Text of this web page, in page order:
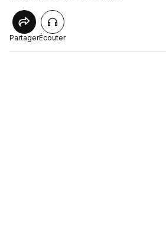
PartagerÉcouter